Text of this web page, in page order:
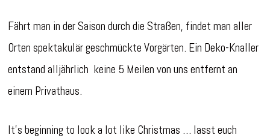
Fährt man in der Saison durch die Straßen, findet man aller
Orten spektakulär geschmückte Vorgärten. Ein Deko-Knaller
entstand alljährlich keine 5 Meilen von uns entfernt an
einem Privathaus.
It’s beginning to look a lot like Christmas … lasst euch